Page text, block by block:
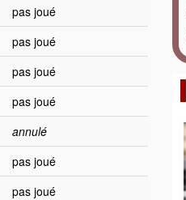
pas joué
pas joué
pas joué
pas joué
annulé
pas joué
pas joué